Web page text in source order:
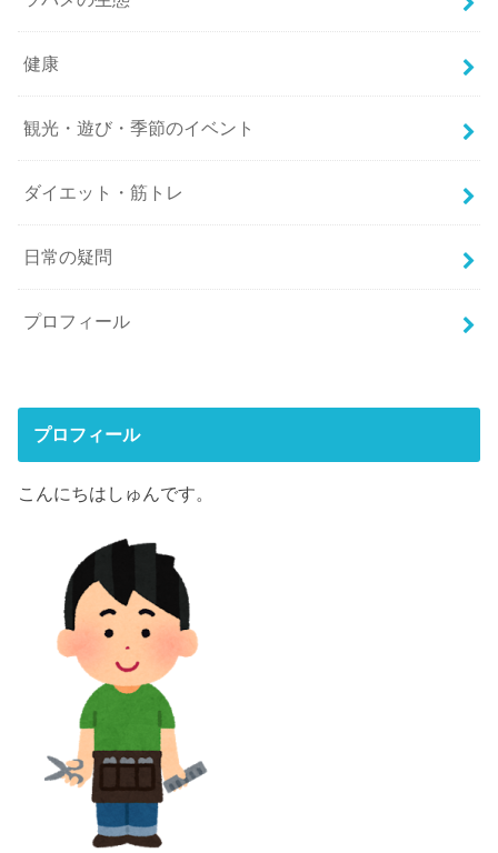
健康
観光・遊び・季節のイベント
ダイエット・筋トレ
日常の疑問
プロフィール
プロフィール
こんにちはしゅんです。